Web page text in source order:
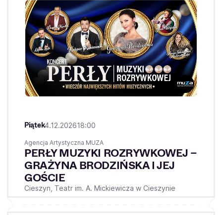
Piątek4.12.202618:00
Agencja Artystyczna MUZA
PERŁY MUZYKI ROZRYWKOWEJ –
GRAŻYNA BRODZIŃSKA I JEJ
GOŚCIE
Cieszyn, Teatr im. A. Mickiewicza w Cieszynie